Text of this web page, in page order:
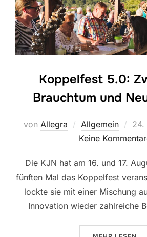
Koppelfest 5.0:
Brauchtum und
von Allegra Allgemein
am
24.
Keine
Die KJN hat am 16. und 17.
fünften Mal das Koppelfest
lockte sie mit einer Mischung
Innovation wieder zahlreiche